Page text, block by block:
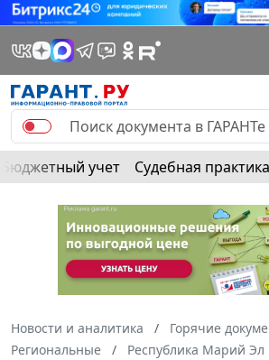
Бюджетный учет Судебная практика
Новости и аналитика
Горячие
Региональные
Республика Марий Эл